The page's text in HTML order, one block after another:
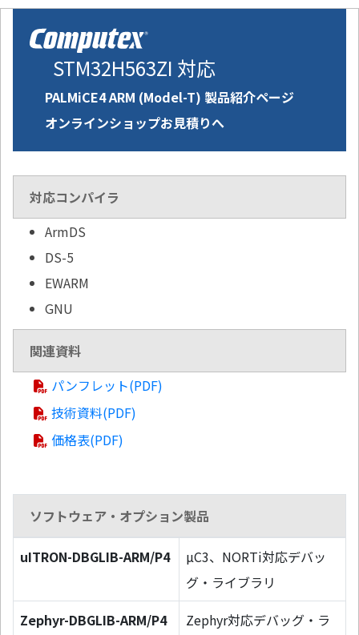
STM32H563ZI 対応
PALMiCE4 ARM (Model-T) 製品紹介ページ
オンラインショップお見積りへ
対応コンパイラ
ArmDS
DS-5
EWARM
GNU
関連資料
パンフレット(PDF)
技術資料(PDF)
価格表(PDF)
ソフトウェア・オプション製品
uITRON-DBGLIB-ARM/P4
µC3、NORTi対応デバッ
グ・ライブラリ
Zephyr-DBGLIB-ARM/P4
Zephyr対応デバッグ・ラ